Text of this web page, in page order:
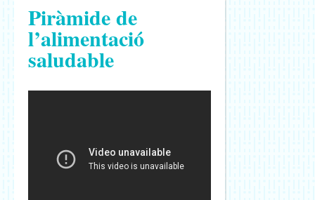
Piràmide de
l’alimentació
saludable